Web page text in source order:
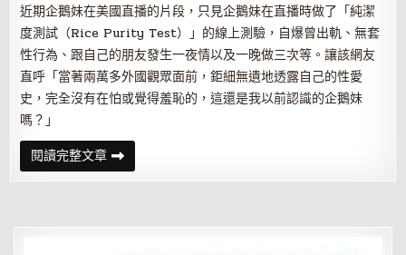
近期企鵝妹在美國直播的片段，只見企鵝妹在直播時做了「純潔
度測試（Rice Purity Test）」的線上測驗，自爆曾出軌、無套
性行為、跟自己的朋友發生一夜情以及一晚做三次等。讓該網友
直呼「當著兩萬多外國觀眾面前，鉅細無遺地透露自己的性愛
史，完全沒有在怕或覺得羞恥的，這還是我以前認識的企鵝妹
嗎？」
閱讀完整文章企
鵝
妹
3